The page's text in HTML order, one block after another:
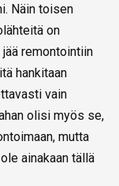
Näin toisen
on
remontointiin
hankitaan
vain
olisi myös se,
mutta
ainakaan tällä